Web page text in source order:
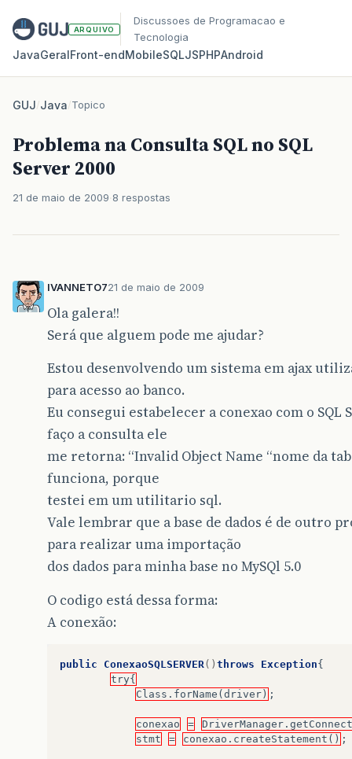
ARQUIVO
Discussoes de Programacao e
Tecnologia
JavaGeralFront‑endMobileSQLJSPHPAndroid
GUJ/Java/Topico
Problema na Consulta SQL no SQL
Server 2000
21 de maio de 2009 8 respostas
IVANNETO721 de maio de 2009
Ola galera!!
Será que alguem pode me ajudar?
Estou desenvolvendo um sistema em ajax
para acesso ao banco.
Eu consegui estabelecer a conexao com o SQL
faço a consulta ele
me retorna: “Invalid Object Name “nome da
funciona, porque
testei em um utilitario sql.
Vale lembrar que a base de dados é de outro
para realizar uma importação
dos dados para minha base no MySQl 5.0
O codigo está dessa forma:
A conexão:
public ConexaoSQLSERVER() throws Exception{
try{
Class.forName(driver) ;
conexao =
stmt
= conexao.createStatement() ;